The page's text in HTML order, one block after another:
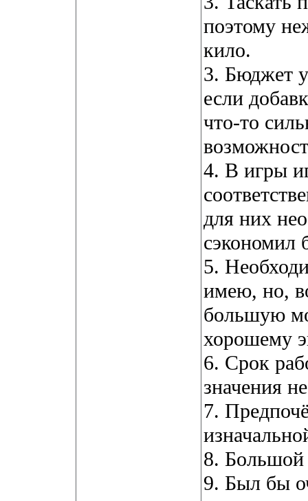
поэтому
кило.
3. Бюджет
если
что-то
4. В игры
для них
сэкономил
5.
имею, но,
большую
хорошему
6. Срок
значения
7.
8. Большой
9. Был бы